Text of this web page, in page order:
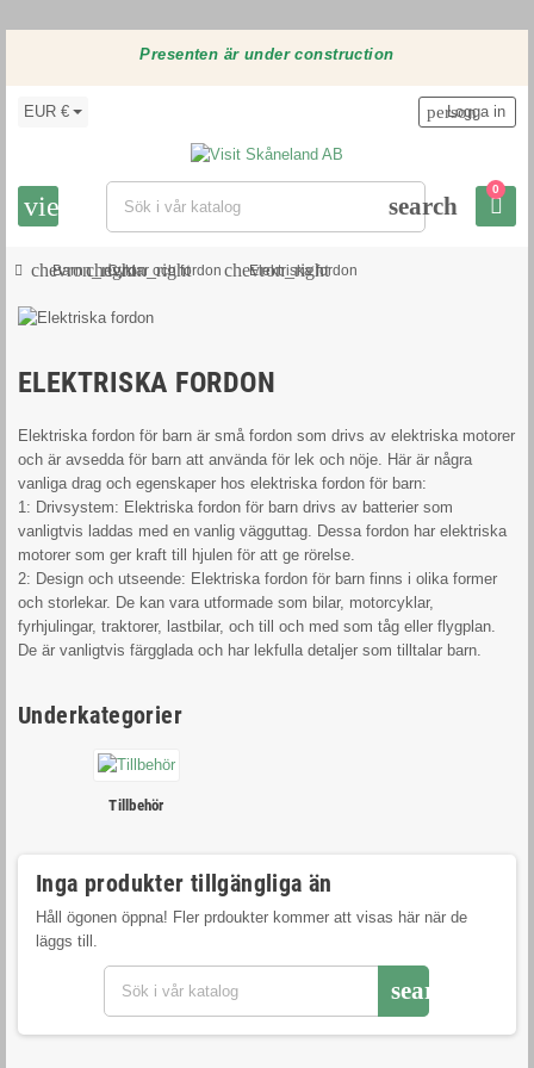
Presenten är under construction
EUR €
view_headline search
person
Logga in
0
chevron_right
Barnchevron_right
Cyklar och fordon chevron_right
Elektriska fordon
ELEKTRISKA FORDON
Elektriska fordon för barn är små fordon som drivs av elektriska motorer
och är avsedda för barn att använda för lek och nöje. Här är några
vanliga drag och egenskaper hos elektriska fordon för barn:
1: Drivsystem: Elektriska fordon för barn drivs av batterier som
vanligtvis laddas med en vanlig vägguttag. Dessa fordon har elektriska
motorer som ger kraft till hjulen för att ge rörelse.
2: Design och utseende: Elektriska fordon för barn finns i olika former
och storlekar. De kan vara utformade som bilar, motorcyklar,
fyrhjulingar, traktorer, lastbilar, och till och med som tåg eller flygplan.
De är vanligtvis färgglada och har lekfulla detaljer som tilltalar barn.
modeller för små barn och större modeller för äldre barn.
med säkerhetsfunktioner som låg hastighet, fjärrkontroller för föräldrar
behöver laddas igen. Det är viktigt att följa tillverkarens
rekommendationer för underhåll och laddning av batterierna.
6: Funktioner och tillbehör: Vissa elektriska fordon för barn kommer
spelare, FM-radio, Bluetooth-anslutning, och till och med fjärrstyrning för
7: Utvecklar färdigheter och fantasi: Genom att använda elektriska
Underkategorier
Tillbehör
Inga produkter tillgängliga än
Håll ögonen öppna! Fler prdoukter kommer att visas här när de
läggs till.
search